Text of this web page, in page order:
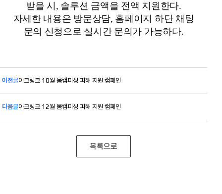
받을 시, 솔루션 금액을 전액 지원한다.
자세한 내용은 방문상담, 홈페이지 하단 채팅
문의 신청으로 실시간 문의가 가능하다.
이전글아크링크 10월 몸캠피싱 피해 지원 캠페인
다음글아크링크 12월 몸캠피싱 피해 지원 캠페인
목록으로